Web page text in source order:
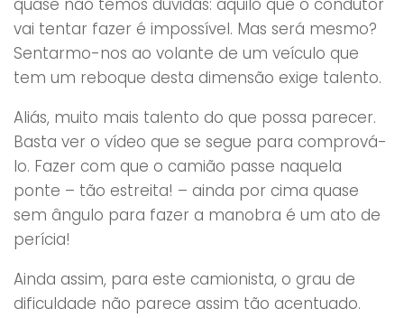
quase não temos dúvidas: aquilo que o condutor
vai tentar fazer é impossível. Mas será mesmo?
Sentarmo-nos ao volante de um veículo que
tem um reboque desta dimensão exige talento.
Aliás, muito mais talento do que possa parecer.
Basta ver o vídeo que se segue para comprová-
lo. Fazer com que o camião passe naquela
ponte – tão estreita! – ainda por cima quase
sem ângulo para fazer a manobra é um ato de
perícia!
Ainda assim, para este camionista, o grau de
dificuldade não parece assim tão acentuado.